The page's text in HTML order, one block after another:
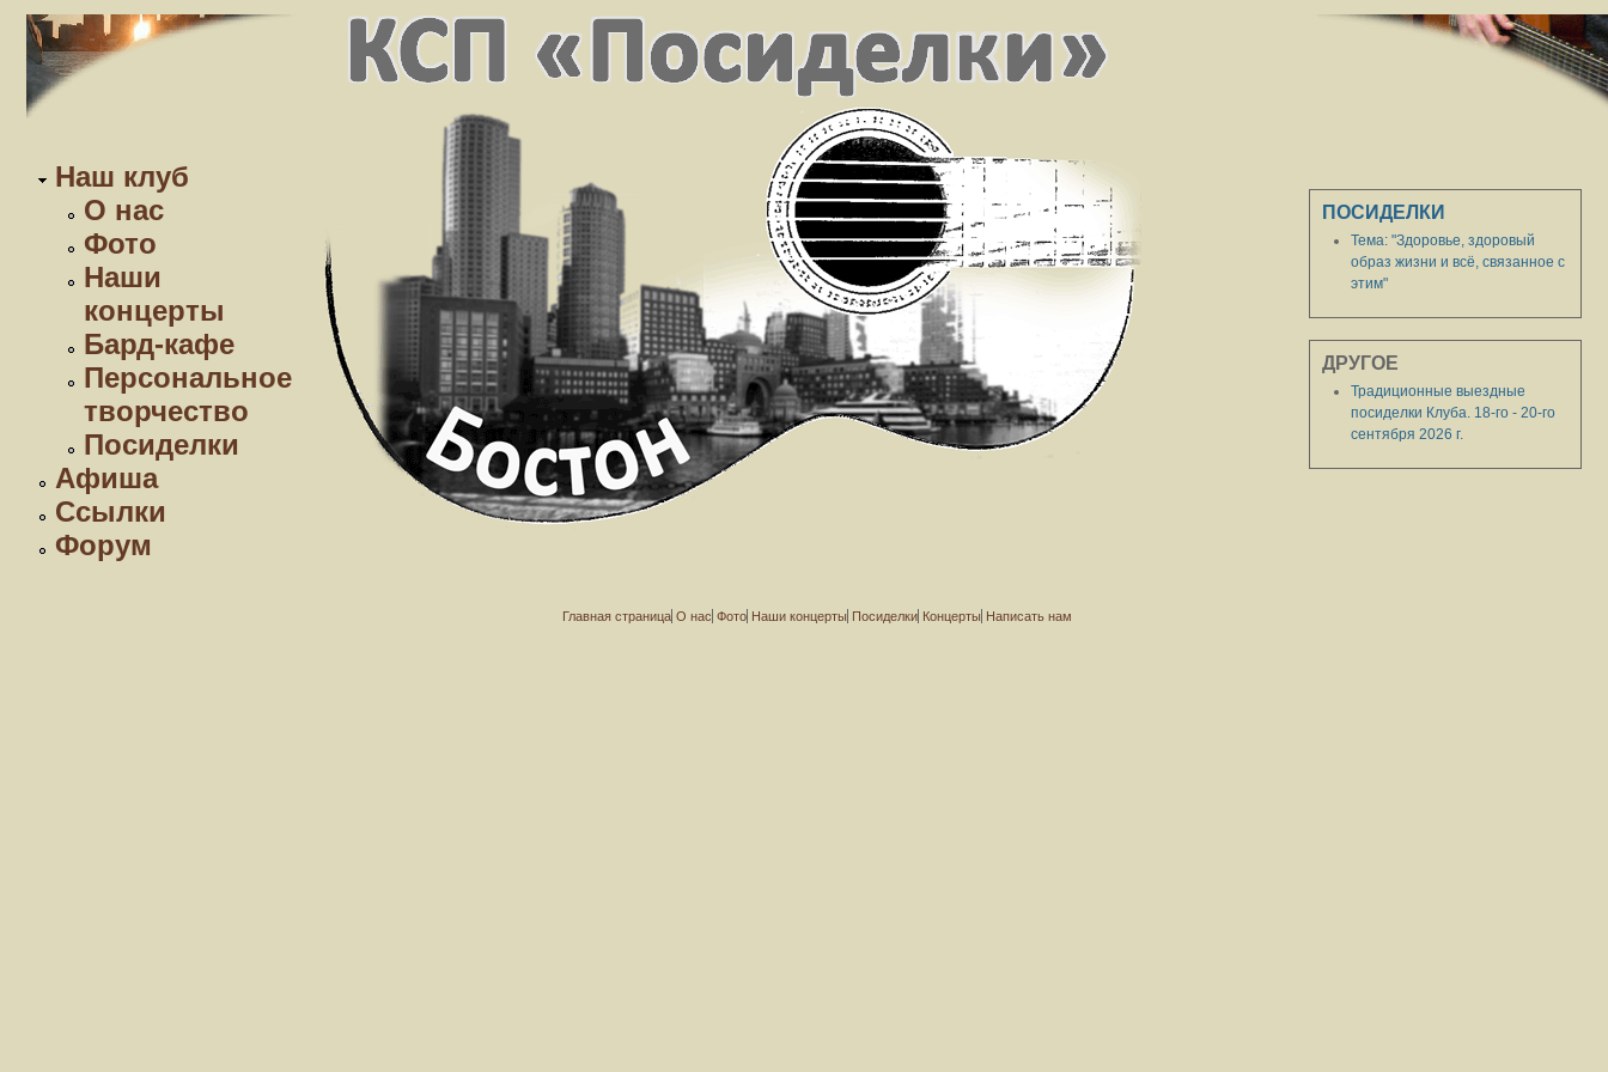
Наш клуб
О нас
Фото
Наши
концерты
Бард-кафе
Персональное
творчество
Посиделки
Афиша
Ссылки
Форум
ПОСИДЕЛКИ
Тема: "Здоровье, здоровый
образ жизни и всё, связанное с
этим"
ДРУГОЕ
Традиционные выездные
посиделки Клуба. 18-го - 20-го
сентября 2026 г.
Главная страница О нас Фото Наши концерты Посиделки Концерты Написать нам